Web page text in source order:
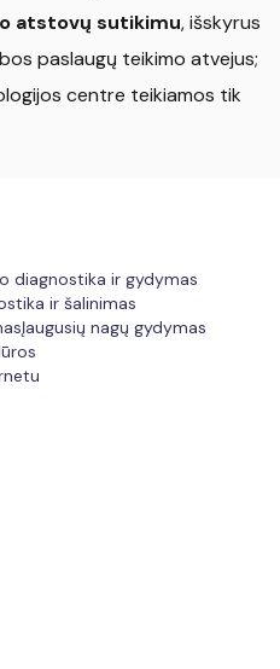
atstovų sutikimu, išskyrus
paslaugų teikimo atvejus;
centre teikiamos tik
diagnostika ir gydymas
ir šalinimas
Įaugusių nagų gydymas